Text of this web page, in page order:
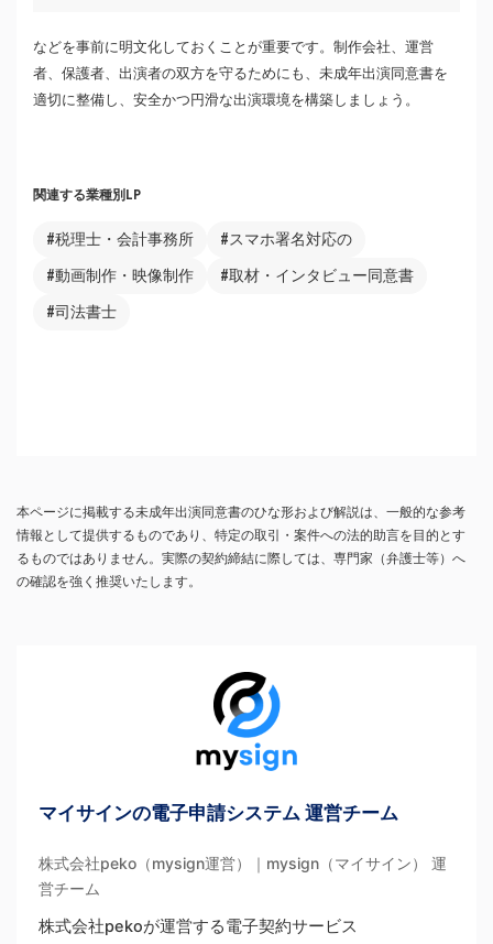
などを事前に明文化しておくことが重要です。制作会社、運営
者、保護者、出演者の双方を守るためにも、未成年出演同意書を
適切に整備し、安全かつ円滑な出演環境を構築しましょう。
関連する業種別LP
#税理士・会計事務所 #スマホ署名対応の
#動画制作・映像制作 #取材・インタビュー同意書
#司法書士
本ページに掲載する未成年出演同意書のひな形および解説は、一般的な参考
情報として提供するものであり、特定の取引・案件への法的助言を目的とす
るものではありません。実際の契約締結に際しては、専門家（弁護士等）へ
の確認を強く推奨いたします。
マイサインの電子申請システム 運営チーム
株式会社peko（mysign運営）｜mysign（マイサイン） 運
営チーム
株式会社pekoが運営する電子契約サービス